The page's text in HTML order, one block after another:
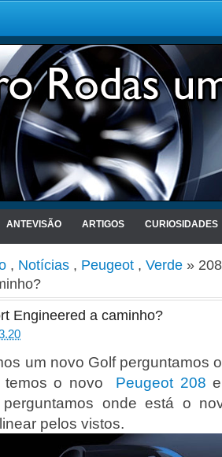
ANTEVISÃO ARTIGOS CURIOSIDADES
, Notícias , Peugeot , Verde »
Engineered a caminho?
um novo Golf perguntamos
temos o novo Peugeot 208
perguntamos onde está o
pelos vistos.